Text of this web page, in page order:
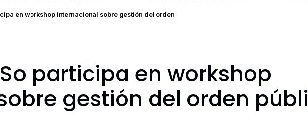
en workshop internacional sobre gestión del orden
participa en workshop
gestión del orden